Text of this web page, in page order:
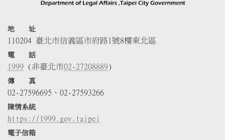
地 址
110204 臺北市信義區市府路1號8樓東北區
電 話
1999 (非臺北市02-27208889)
傳 真
02-27596695、02-27593266
陳情系統
https://1999.gov.taipei
電子信箱